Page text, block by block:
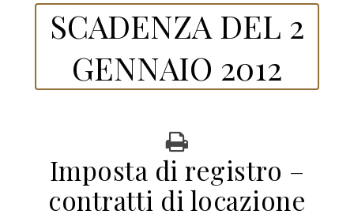
SCADENZA DEL 2
GENNAIO 2012
Imposta di registro –
contratti di locazione